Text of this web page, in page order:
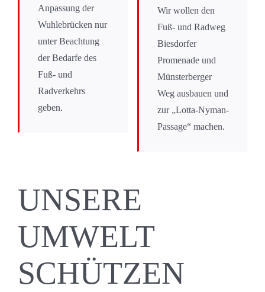
Anpassung der
Wuhlebrücken nur
unter Beachtung
der Bedarfe des
Fuß- und
Radverkehrs
geben.
Wir wollen den
Fuß- und Radweg
Biesdorfer
Promenade und
Münsterberger
Weg ausbauen und
zur „Lotta-Nyman-
Passage“ machen.
UNSERE
UMWELT
SCHÜTZEN